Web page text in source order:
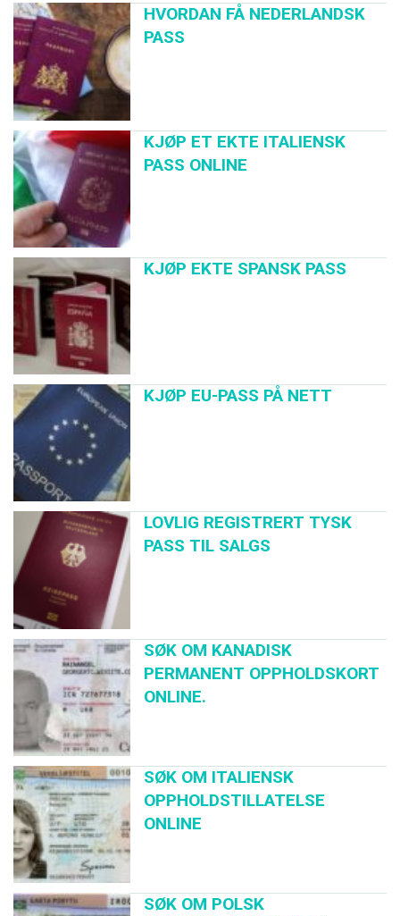
HVORDAN FÅ NEDERLANDSK
PASS
KJØP ET EKTE ITALIENSK
PASS ONLINE
KJØP EKTE SPANSK PASS
KJØP EU-PASS PÅ NETT
LOVLIG REGISTRERT TYSK
PASS TIL SALGS
SØK OM KANADISK
PERMANENT OPPHOLDSKORT
ONLINE.
SØK OM ITALIENSK
OPPHOLDSTILLATELSE
ONLINE
SØK OM POLSK